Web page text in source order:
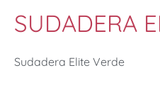
SUDADERA
Sudadera Elite Verde